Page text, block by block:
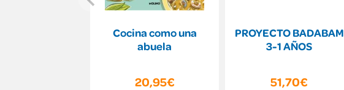
Cocina como una
abuela
20,95€
PROYECTO BADABAM
3-1 AÑOS
51,70€